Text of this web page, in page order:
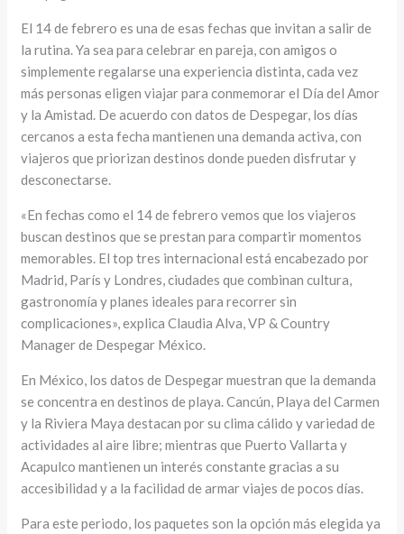
El 14 de febrero es una de esas fechas que invitan a salir de
la rutina. Ya sea para celebrar en pareja, con amigos o
simplemente regalarse una experiencia distinta, cada vez
más personas eligen viajar para conmemorar el Día del Amor
y la Amistad. De acuerdo con datos de Despegar, los días
cercanos a esta fecha mantienen una demanda activa, con
viajeros que priorizan destinos donde pueden disfrutar y
desconectarse.
«En fechas como el 14 de febrero vemos que los viajeros
buscan destinos que se prestan para compartir momentos
memorables. El top tres internacional está encabezado por
Madrid, París y Londres, ciudades que combinan cultura,
gastronomía y planes ideales para recorrer sin
complicaciones», explica Claudia Alva, VP & Country
Manager de Despegar México.
En México, los datos de Despegar muestran que la demanda
se concentra en destinos de playa. Cancún, Playa del Carmen
y la Riviera Maya destacan por su clima cálido y variedad de
actividades al aire libre; mientras que Puerto Vallarta y
Acapulco mantienen un interés constante gracias a su
accesibilidad y a la facilidad de armar viajes de pocos días.
Para este periodo, los paquetes son la opción más elegida ya